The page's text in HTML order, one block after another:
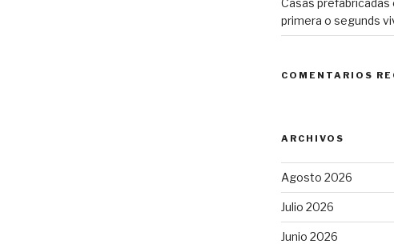
primera o segunds
COMENTARIOS
ARCHIVOS
Agosto 2026
Julio 2026
Junio 2026